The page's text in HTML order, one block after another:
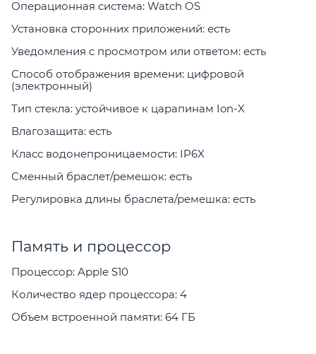
Операционная система: Watch OS
Установка сторонних приложений: есть
Уведомления с просмотром или ответом: есть
Способ отображения времени: цифровой
(электронный)
Тип стекла: устойчивое к царапинам Ion-X
Влагозащита: есть
Класс водонепроницаемости: IP6X
Сменный браслет/ремешок: есть
Регулировка длины браслета/ремешка: есть
Память и процессор
Процессор: Apple S10
Количество ядер процессора: 4
Объем встроенной памяти: 64 ГБ